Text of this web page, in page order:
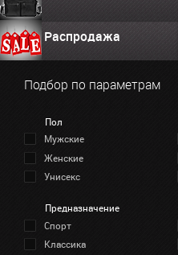
Распродажа
Подбор по параметрам
Пол
Мужские
Женские
Унисекс
Предназначение
Спорт
Классика